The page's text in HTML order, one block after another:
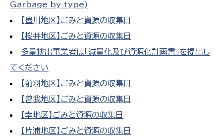
Garbage by type)
【豊川地区】ごみと資源の収集日
【桜井地区】ごみと資源の収集日
多量排出事業者は「減量化及び資源化計画書」を提出し
てください
【前羽地区】ごみと資源の収集日
【曽我地区】ごみと資源の収集日
【幸地区】ごみと資源の収集日
【片浦地区】ごみと資源の収集日